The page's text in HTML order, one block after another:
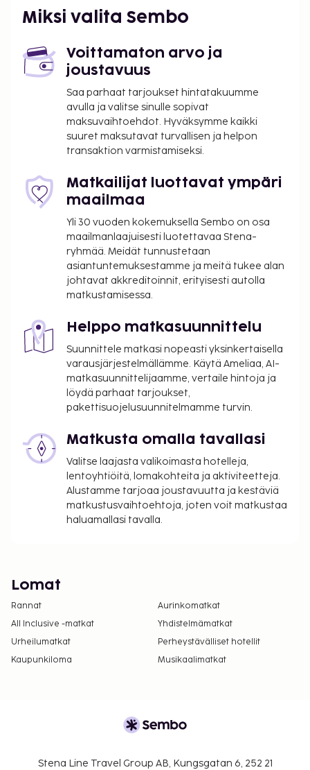
Miksi valita Sembo
Voittamaton arvo ja
joustavuus
Saa parhaat tarjoukset hintatakuumme
avulla ja valitse sinulle sopivat
maksuvaihtoehdot. Hyväksymme kaikki
suuret maksutavat turvallisen ja helpon
transaktion varmistamiseksi.
Matkailijat luottavat ympäri
maailmaa
Yli 30 vuoden kokemuksella Sembo on osa
maailmanlaajuisesti luotettavaa Stena-
ryhmää. Meidät tunnustetaan
asiantuntemuksestamme ja meitä tukee alan
johtavat akkreditoinnit, erityisesti autolla
matkustamisessa.
Helppo matkasuunnittelu
Suunnittele matkasi nopeasti yksinkertaisella
varausjärjestelmällämme. Käytä Ameliaa, AI-
matkasuunnittelijaamme, vertaile hintoja ja
löydä parhaat tarjoukset,
pakettisuojelusuunnitelmamme turvin.
Matkusta omalla tavallasi
Valitse laajasta valikoimasta hotelleja,
lentoyhtiöitä, lomakohteita ja aktiviteetteja.
Alustamme tarjoaa joustavuutta ja kestäviä
matkustusvaihtoehtoja, joten voit matkustaa
haluamallasi tavalla.
Lomat
Rannat
Aurinkomatkat
All Inclusive -matkat
Yhdistelmämatkat
Urheilumatkat
Perheystävälliset hotellit
Kaupunkiloma
Musikaalimatkat
Stena Line Travel Group AB, Kungsgatan 6, 252 21